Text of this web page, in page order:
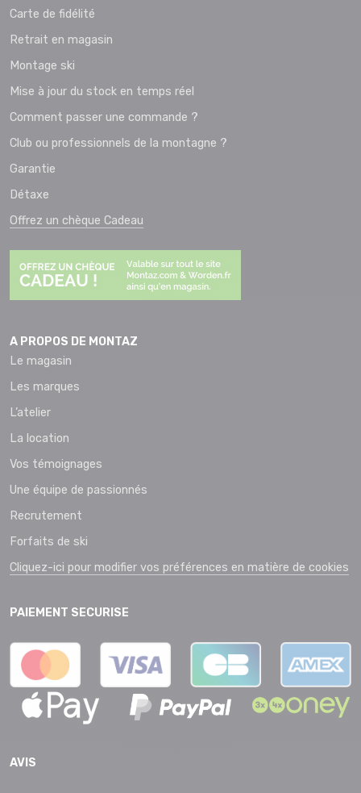
Carte de fidélité
Retrait en magasin
Montage ski
Mise à jour du stock en temps réel
Comment passer une commande ?
Club ou professionnels de la montagne ?
Garantie
Détaxe
Offrez un chèque Cadeau
A PROPOS DE MONTAZ
Le magasin
Les marques
L’atelier
La location
Vos témoignages
Une équipe de passionnés
Recrutement
Forfaits de ski
Cliquez-ici pour modifier vos préférences en matière de cookies
PAIEMENT SECURISE
AVIS